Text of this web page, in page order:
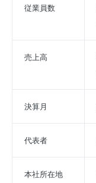
従業員数
売上高
決算月
代表者
本社所在地